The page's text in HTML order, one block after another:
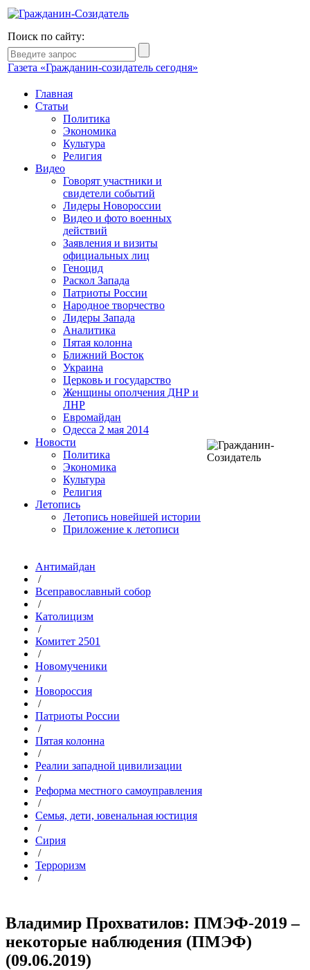
Поиск по сайту:
Газета «Гражданин-созидатель сегодня»
Главная
Статьи
Политика
Экономика
Культура
Религия
Видео
Говорят участники и
свидетели событий
Лидеры Новороссии
Видео и фото военных
действий
Заявления и визиты
официальных лиц
Геноцид
Раскол Запада
Патриоты России
Народное творчество
Лидеры Запада
Аналитика
Пятая колонна
Ближний Восток
Украина
Церковь и государство
Женщины ополчения ДНР и
ЛНР
Евромайдан
Одесса 2 мая 2014
Новости
Политика
Экономика
Культура
Религия
Летопись
Летопись новейшей истории
Приложение к летописи
Антимайдан
/
Всеправославный собор
/
Католицизм
/
Комитет 2501
/
Новомученики
/
Новороссия
/
Патриоты России
/
Пятая колонна
/
Реалии западной цивилизации
/
Реформа местного самоуправления
/
Семья, дети, ювенальная юстиция
/
Сирия
/
Терроризм
/
Владимир Прохватилов: ПМЭФ-2019 –
некоторые наблюдения (ПМЭФ)
(09.06.2019)